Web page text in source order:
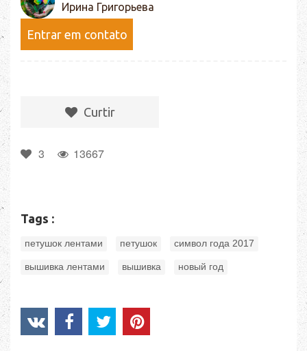
Ирина Григорьева
Entrar em contato
Сurtir
3 13667
Tags :
петушок лентами петушок символ года 2017
вышивка лентами вышивка новый год